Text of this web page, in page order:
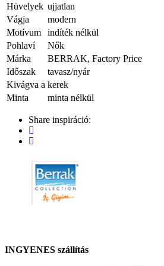
Hüvelyek ujjatlan
Vágja
modern
Motívum
indíték nélkül
Pohlaví
Nők
Márka
BERRAK, Factory Price
Időszak
tavasz/nyár
Kivágva a kerek
Minta
minta nélkül
Share inspiráció:
INGYENES szállítás